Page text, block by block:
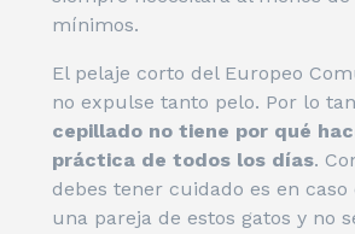
mínimos.
El pelaje corto del Europeo
no expulse tanto pelo. Por lo
cepillado no tiene por qué
práctica de todos los días.
debes tener cuidado es en caso
una pareja de estos gatos y no